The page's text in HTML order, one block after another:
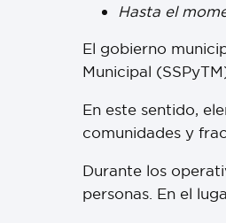
Hasta el
El gobierno
Municipal
En este sentido,
comunidades y
Durante los
personas. En el